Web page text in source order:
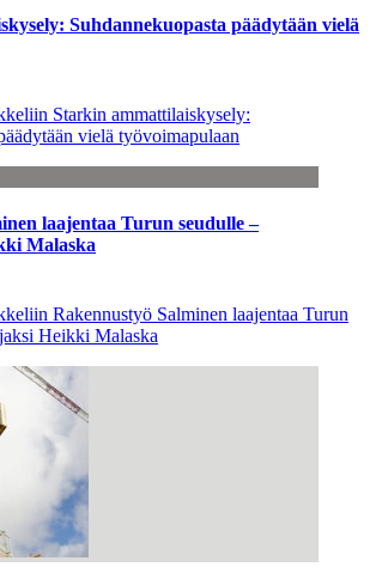
Suhdannekuopasta päädytään vielä
Starkin ammattilaiskysely:
vielä työvoimapulaan
laajentaa Turun seudulle –
Malaska
Rakennustyö Salminen laajentaa Turun
Heikki Malaska